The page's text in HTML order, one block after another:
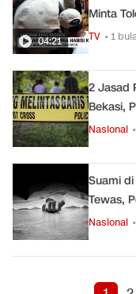
04:21
Minta
TV • 1
2 Jasad
Bekasi,
Nasional
Suami
Tewas,
Nasional